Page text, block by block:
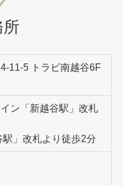
11-5 トラビ南越谷6F
ン「新越谷駅」改札
」改札より徒歩2分